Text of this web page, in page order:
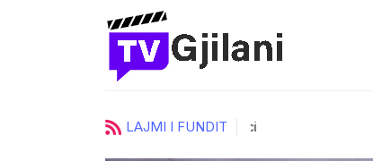
LAJMI I FUNDIT UKZ zgjedh katër